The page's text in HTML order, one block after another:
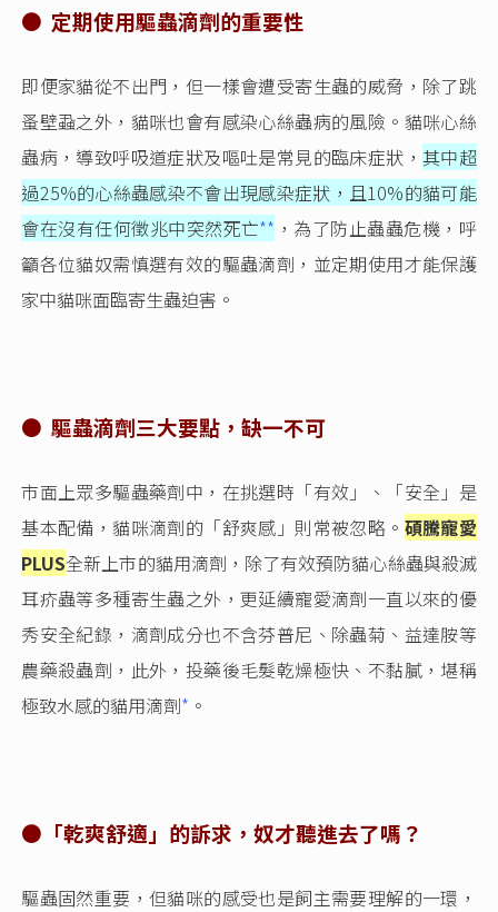
● 定期使用驅蟲滴劑的重要性
即便家貓從不出門，但一樣會遭受寄生蟲的威脅，除了跳
蚤壁蝨之外，貓咪也會有感染心絲蟲病的風險。貓咪心絲
蟲病，導致呼吸道症狀及嘔吐是常見的臨床症狀， 其中超
過25%的心絲蟲感染不會出現感染症狀，且10%的貓可能
會在沒有任何徵兆中突然死亡** ，為了防止蟲蟲危機，呼
籲各位貓奴需慎選有效的驅蟲滴劑，並定期使用才能保護
家中貓咪面臨寄生蟲迫害。
●驅蟲滴劑三大要點，缺一不可
市面上眾多驅蟲藥劑中，在挑選時「有效」、「安全」是
基本配備，貓咪滴劑的「舒爽感」則常被忽略。 碩騰寵愛
PLUS全新上市的貓用滴劑，除了有效預防貓心絲蟲與殺滅
耳疥蟲等多種寄生蟲之外，更延續寵愛滴劑一直以來的優
秀安全紀錄，滴劑成分也不含芬普尼、除蟲菊、益達胺等
農藥殺蟲劑，此外，投藥後毛髮乾燥極快、不黏膩，堪稱
極致水感的貓用滴劑* 。
● 「乾爽舒適」的訴求，奴才聽進去了嗎？
驅蟲固然重要，但貓咪的感受也是飼主需要理解的一環，